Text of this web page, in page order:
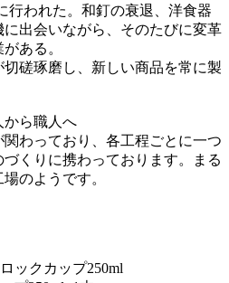
行われた。和釘の衰退、洋食器
出会いながら、そのたびに変革
ある。
切磋琢磨し、新しい商品を常に製
から職人へ
わっており、各工程ごとに一つ
くりに携わっております。まる
のようです。
ックカップ250ml